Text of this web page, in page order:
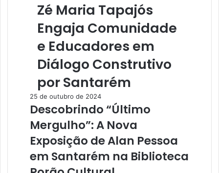
Zé Maria Tapajós
Engaja Comunidade
e Educadores em
Diálogo Construtivo
por Santarém
25 de outubro de 2024
Descobrindo “Último
Mergulho”: A Nova
Exposição de Alan Pessoa
em Santarém na Biblioteca